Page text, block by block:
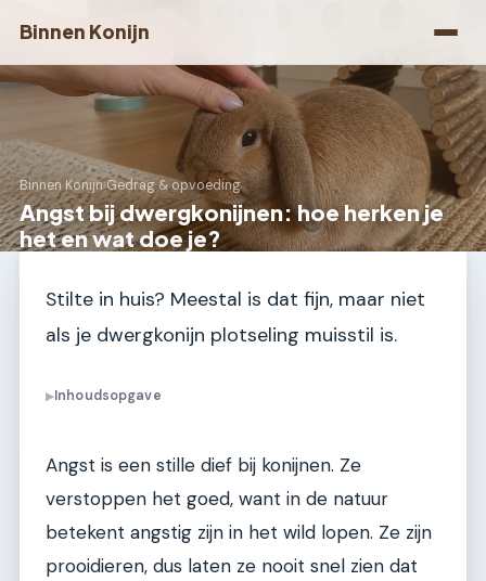
Binnen Konijn
Binnen Konijn›Gedrag & opvoeding
Angst bij dwergkonijnen: hoe herken je
het en wat doe je?
Stilte in huis? Meestal is dat fijn, maar niet
als je dwergkonijn plotseling muisstil is.
▶Inhoudsopgave
Angst is een stille dief bij konijnen. Ze
verstoppen het goed, want in de natuur
betekent angstig zijn in het wild lopen. Ze zijn
prooidieren, dus laten ze nooit snel zien dat